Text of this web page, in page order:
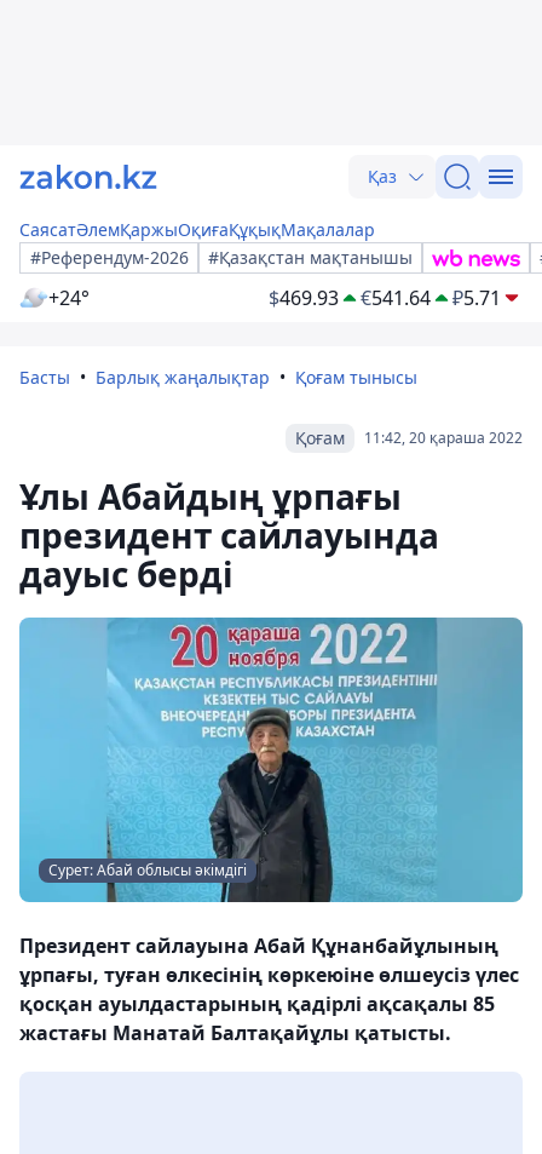
Қаз
СаясатӘлемҚаржыОқиғаҚұқықМақалалар
#Референдум-2026
#Қазақстан мақтанышы
+24° $469.93 €541.64 ₽5.71
Басты Барлық жаңалықтар Қоғам тынысы
11:42, 20 қараша 2022
Қоғам
Ұлы Абайдың ұрпағы
президент сайлауында
дауыс берді
Сурет: Абай облысы әкімдігі
Президент сайлауына Абай Құнанбайұлының
ұрпағы, туған өлкесінің көркеюіне өлшеусіз үлес
қосқан ауылдастарының қадірлі ақсақалы 85
жастағы Манатай Балтақайұлы қатысты.